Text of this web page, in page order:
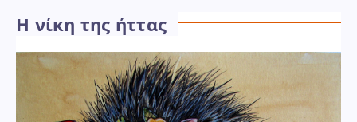
Η νίκη της ήττας